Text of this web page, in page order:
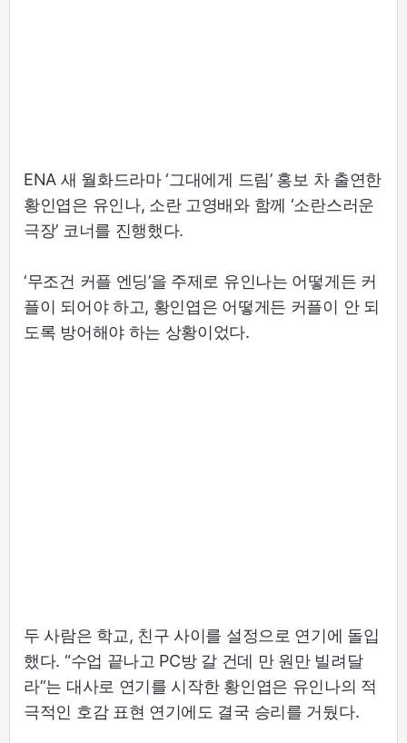
ENA 새 월화드라마 ‘그대에게 드림’ 홍보 차 출연한
황인엽은 유인나, 소란 고영배와 함께 ‘소란스러운
극장’ 코너를 진행했다.
‘무조건 커플 엔딩’을 주제로 유인나는 어떻게든 커
플이 되어야 하고, 황인엽은 어떻게든 커플이 안 되
도록 방어해야 하는 상황이었다.
두 사람은 학교, 친구 사이를 설정으로 연기에 돌입
했다. “수업 끝나고 PC방 갈 건데 만 원만 빌려달
라”는 대사로 연기를 시작한 황인엽은 유인나의 적
극적인 호감 표현 연기에도 결국 승리를 거뒀다.